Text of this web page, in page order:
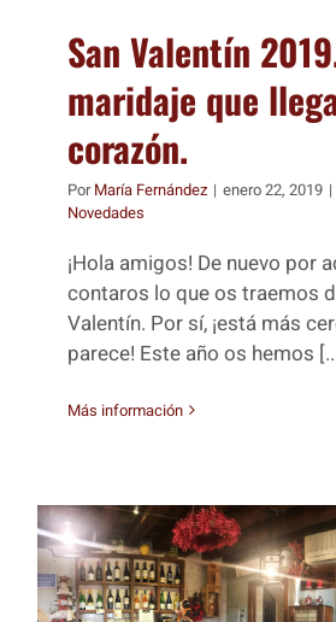
San Valentín
maridaje que
corazón.
PorMaría Fernández | enero 22, 2019 |
Novedades
¡Hola amigos! De nuevo por
contaros lo que os traemos
Valentín. Por sí, ¡está más
parece! Este año os hemos
Más información